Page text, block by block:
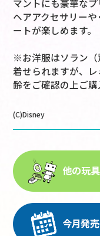
マントにも豪華な
ヘアアクセサリー
ートが楽しめます。
※お洋服はソラン（
着せられますが、
齢をご確認の上ご購
(C)Disney